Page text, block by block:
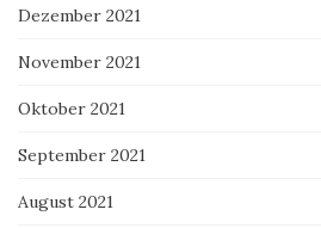
Dezember 2021
November 2021
Oktober 2021
September 2021
August 2021